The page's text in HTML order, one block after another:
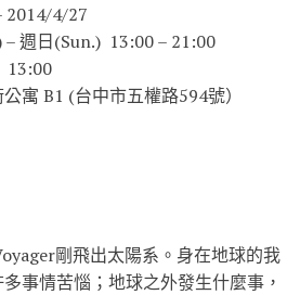
2014/4/27
– 週日(Sun.) 13:00 – 21:00
13:00
寓 B1 (台中市五權路594號）
剛飛出太陽系。身在地球的我
事情苦惱；地球之外發生什麼事，